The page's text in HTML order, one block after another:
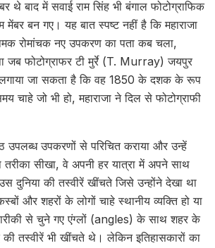
थे बाद में सवाई राम सिंह भी बंगाल फोटोग्राफिक
मेंबर बन गए। यह बात स्पष्ट नहीं है कि महाराजा
रोमांचक नए उपकरण का पता कब चला,
फोटोग्राफर टी मुर्रे (T. Murray) जयपुर
जा सकता है कि वह 1850 के दशक के रूप
चाहे जो भी हो, महाराजा ने दिल से फोटोग्राफी
उपलब्ध उपकरणों से परिचित कराया और उन्हें
सीखा, वे अपनी हर यात्रा में अपने साथ
दुनिया की तस्वीरें खींचते जिसे उन्होंने देखा था
और शहरों के लोगों चाहे स्थानीय व्यक्ति हो या
से चुने गए एंग्लों (angles) के साथ शहर के
तस्वीरें भी खींचते थे। लेकिन इतिहासकारों का